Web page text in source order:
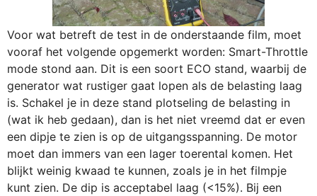
Voor wat betreft de test in de onderstaande film, moet
vooraf het volgende opgemerkt worden: Smart-Throttle
mode stond aan. Dit is een soort ECO stand, waarbij de
generator wat rustiger gaat lopen als de belasting laag
is. Schakel je in deze stand plotseling de belasting in
(wat ik heb gedaan), dan is het niet vreemd dat er even
een dipje te zien is op de uitgangsspanning. De motor
moet dan immers van een lager toerental komen. Het
blijkt weinig kwaad te kunnen, zoals je in het filmpje
kunt zien. De dip is acceptabel laag (<15%). Bij een